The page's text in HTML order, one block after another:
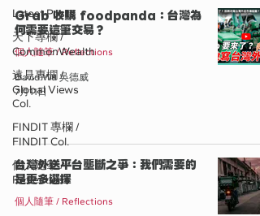
Latest Posts
天下專欄 /
CommonWealth
遠見專欄 /
Global Views
Col.
FINDIT 專欄 /
FINDIT Col.
個人隨筆 /
Reflections
Grab 收購 foodpanda：台灣為
何需要這筆交易？
個人隨筆 / Reflections
David Wu 吳德威
7月11日
台灣外送平台壟斷之爭：我們需要的
是更多選擇
個人隨筆 / Reflections